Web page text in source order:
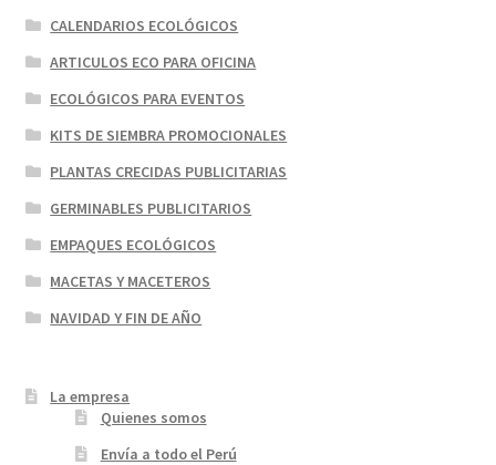
CALENDARIOS ECOLÓGICOS
ARTICULOS ECO PARA OFICINA
ECOLÓGICOS PARA EVENTOS
KITS DE SIEMBRA PROMOCIONALES
PLANTAS CRECIDAS PUBLICITARIAS
GERMINABLES PUBLICITARIOS
EMPAQUES ECOLÓGICOS
MACETAS Y MACETEROS
NAVIDAD Y FIN DE AÑO
La empresa
Quienes somos
Envía a todo el Perú